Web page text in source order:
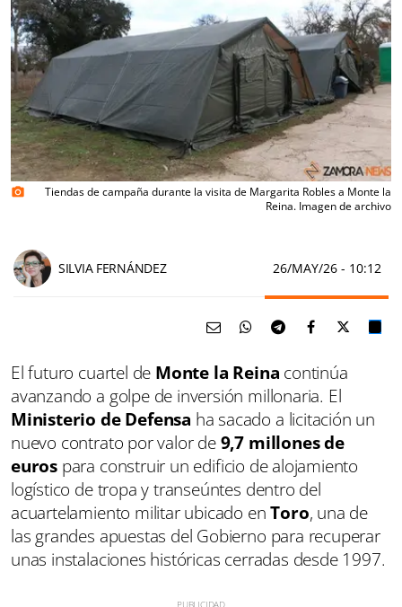
photo_camera
Tiendas de campaña durante la visita de Margarita Robles a Monte la
Reina. Imagen de archivo
SILVIA FERNÁNDEZ 26/MAY/26 - 10:12
El futuro cuartel de Monte la Reina continúa
avanzando a golpe de inversión millonaria. El
Ministerio de Defensa ha sacado a licitación un
nuevo contrato por valor de9,7 millones de
euros para construir un edificio de alojamiento
logístico de tropa y transeúntes dentro del
acuartelamiento militar ubicado enToro, una de
las grandes apuestas del Gobierno para recuperar
unas instalaciones históricas cerradas desde 1997.